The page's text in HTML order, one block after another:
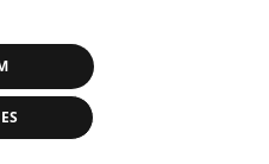
savai draudzenei